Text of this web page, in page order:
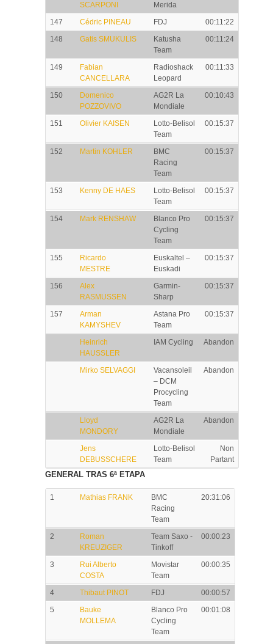
SCARPONI
Merida
147 Cédric PINEAU FDJ
00:11:22
148
Gatis SMUKULIS
Katusha
Team
00:11:24
149
Fabian
CANCELLARA
Radioshack
Leopard
00:11:33
150
Domenico
POZZOVIVO
AG2R La
Mondiale
00:10:43
151 Olivier KAISEN
Lotto-Belisol
Team
00:15:37
152 Martin KOHLER
BMC
Racing
Team
00:15:37
153 Kenny DE HAES
Lotto-Belisol
Team
00:15:37
154 Mark RENSHAW
Blanco Pro
Cycling
Team
00:15:37
155
Ricardo
MESTRE
Euskaltel –
Euskadi
00:15:37
156
Alex
RASMUSSEN
Garmin-
Sharp
00:15:37
157
Arman
KAMYSHEV
Astana Pro
Team
00:15:37
Heinrich
HAUSSLER
IAM Cycling Abandon
Mirko SELVAGGI
Vacansoleil
– DCM
Procycling
Team
Abandon
Lloyd
MONDORY
AG2R La
Mondiale
Abandon
Jens
DEBUSSCHERE
Lotto-Belisol
Team
Non
Partant
GENERAL TRAS 6ª ETAPA
1 Mathias FRANK
BMC
Racing
Team
20:31:06
2
Roman
KREUZIGER
Team Saxo -
Tinkoff
00:00:23
3
Rui Alberto
COSTA
Movistar
Team
00:00:35
4 Thibaut PINOT FDJ
00:00:57
5
Bauke
MOLLEMA
Blanco Pro
Cycling
Team
00:01:08